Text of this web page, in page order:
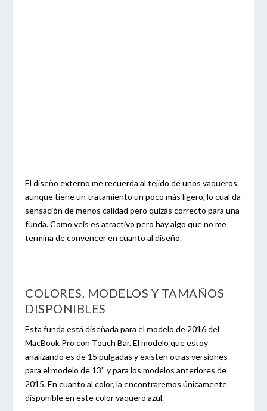
El diseño externo me recuerda al tejido de unos vaqueros
aunque tiene un tratamiento un poco más ligero, lo cual da
sensación de menos calidad pero quizás correcto para una
funda. Como veis es atractivo pero hay algo que no me
termina de convencer en cuanto al diseño.
COLORES, MODELOS Y TAMAÑOS
DISPONIBLES
Esta funda está diseñada para el modelo de 2016 del
MacBook Pro con Touch Bar. El modelo que estoy
analizando es de 15 pulgadas y existen otras versiones
para el modelo de 13’’ y para los modelos anteriores de
2015. En cuanto al color, la encontraremos únicamente
disponible en este color vaquero azul.